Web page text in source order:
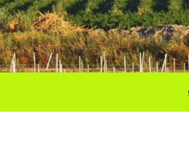
compartir?